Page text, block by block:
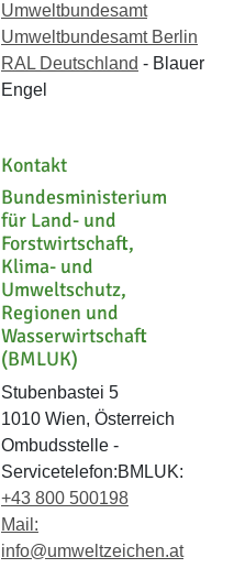
Umweltbundesamt
Umweltbundesamt Berlin
RAL Deutschland - Blauer
Engel
Kontakt
Bundesministerium
für Land- und
Forstwirtschaft,
Klima- und
Umweltschutz,
Regionen und
Wasserwirtschaft
(BMLUK)
Stubenbastei 5
1010 Wien, Österreich
Ombudsstelle -
Servicetelefon:BMLUK:
+43 800 500198
Mail:
info@umweltzeichen.at